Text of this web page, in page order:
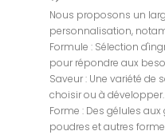
Nous proposons un
personnalisation,
Formule : Sélection
pour répondre aux
Saveur : Une variété
choisir ou à développer.
Forme : Des gélules
poudres et autres